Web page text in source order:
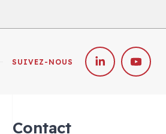
SUIVEZ-NOUS
Contact